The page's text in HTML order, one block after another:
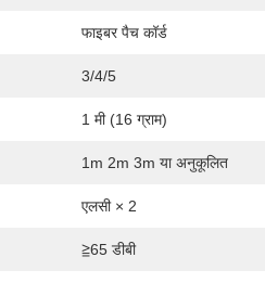
फाइबर पैच कॉर्ड
3/4/5
1 मी (16 ग्राम)
1m 2m 3m या अनुकूलित
एलसी × 2
≧65 डीबी